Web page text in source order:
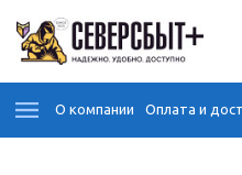
О компании Оплата и